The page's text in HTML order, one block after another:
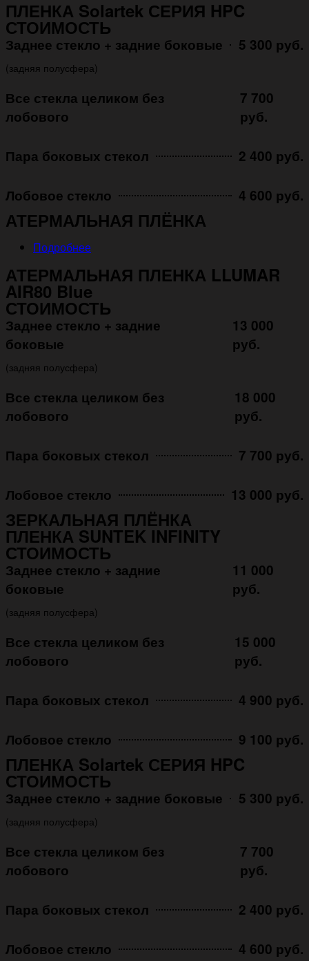
ПЛЕНКА Solartek СЕРИЯ HPC
СТОИМОСТЬ
Заднее стекло + задние боковые 5 300 руб.
(задняя полусфера)
Все стекла целиком без
лобового
7 700
руб.
Пара боковых стекол 2 400 руб.
Лобовое стекло 4 600 руб.
АТЕРМАЛЬНАЯ ПЛЁНКА
Подробнее
АТЕРМАЛЬНАЯ ПЛЕНКА LLUMAR
AIR80 Blue
СТОИМОСТЬ
Заднее стекло + задние
боковые
13 000
руб.
(задняя полусфера)
Все стекла целиком без
лобового
18 000
руб.
Пара боковых стекол 7 700 руб.
Лобовое стекло 13 000 руб.
ЗЕРКАЛЬНАЯ ПЛЁНКА
ПЛЕНКА SUNTEK INFINITY
СТОИМОСТЬ
Заднее стекло + задние
боковые
11 000
руб.
(задняя полусфера)
Все стекла целиком без
лобового
15 000
руб.
Пара боковых стекол 4 900 руб.
Лобовое стекло 9 100 руб.
ПЛЕНКА Solartek СЕРИЯ HPC
СТОИМОСТЬ
Заднее стекло + задние боковые 5 300 руб.
(задняя полусфера)
Все стекла целиком без
лобового
7 700
руб.
Пара боковых стекол 2 400 руб.
Лобовое стекло 4 600 руб.